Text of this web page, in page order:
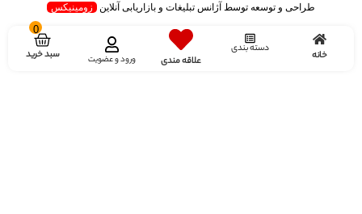
طراحی و توسعه توسط آژانس تبلیغات و بازاریابی آنلاین زومینیکس
دسته بندی
علاقه مندی
ورود و عضویت سبد خرید